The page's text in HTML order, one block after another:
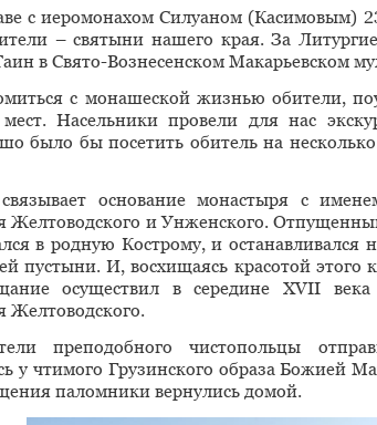
с иеромонахом Силуаном (Касимовым)
– святыни нашего края. За
в Свято-Вознесенском Макарьевском
с монашеской жизнью обители,
Насельники провели для нас
было бы посетить обитель на
основание монастыря с
Желтоводского и Унженского.
в родную Кострому, и останавливался
пустыни. И, восхищаясь красотой этого
осуществил в середине XVII
Желтоводского.
преподобного чистопольцы
у чтимого Грузинского образа Божией
паломники вернулись домой.